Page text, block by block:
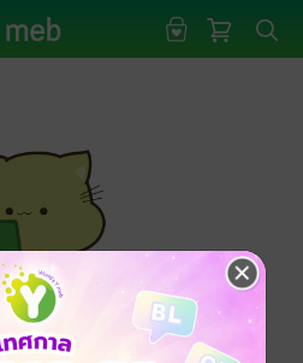
นดำเนินรายการด้วยค่ะ